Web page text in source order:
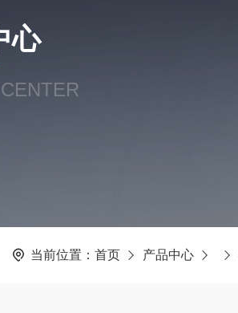
心
当前位置： 首页 产品中心